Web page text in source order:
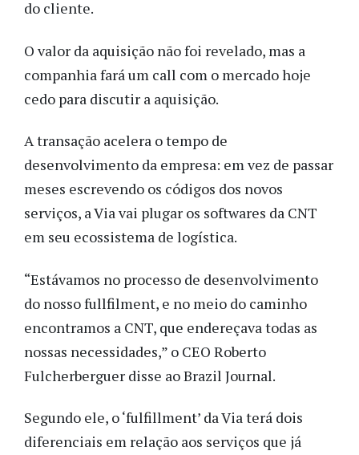
do cliente.
O valor da aquisição não foi revelado, mas a
companhia fará um call com o mercado hoje
cedo para discutir a aquisição.
A transação acelera o tempo de
desenvolvimento da empresa: em vez de passar
meses escrevendo os códigos dos novos
serviços, a Via vai plugar os softwares da CNT
em seu ecossistema de logística.
“Estávamos no processo de desenvolvimento
do nosso fullfilment, e no meio do caminho
encontramos a CNT, que endereçava todas as
nossas necessidades,” o CEO Roberto
Fulcherberguer disse ao Brazil Journal.
Segundo ele, o ‘fulfillment’ da Via terá dois
diferenciais em relação aos serviços que já